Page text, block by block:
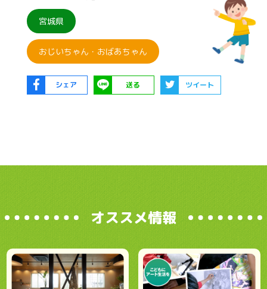
宮城県
おじいちゃん・おばあちゃん
シェア 送る ツイート
オススメ情報